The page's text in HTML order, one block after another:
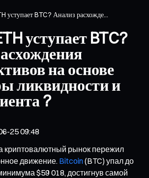
уступает BTC? Анализ расхожде...
уступает BTC?
на основе
ликвидности и
?
25 09:48
криптовалютный рынок пережил
движение. Bitcoin(BTC) упал до
$59 018, достигнув самой